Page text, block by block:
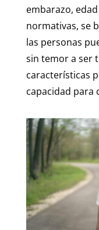
embarazo,
normativas, se
las personas
sin temor a ser
características
capacidad para